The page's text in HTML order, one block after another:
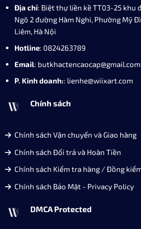
Địa chỉ: Biệt thự liền kề TT03-25 khu
Ngõ 2 đường Hàm Nghi, Phường Mỹ
Liêm, Hà Nội
Hotline: 0824263789
Email: butkhactencaocap@gmail.com
P. Kinh doanh:: lienhe@wiixart.com
Chính sách
Chính sách Vận chuyển và Giao hàng
Chính sách Đổi trả và Hoàn Tiền
Chính sách Kiểm tra hàng / Đồng
Chính sách Bảo Mật - Privacy Policy
DMCA Protected